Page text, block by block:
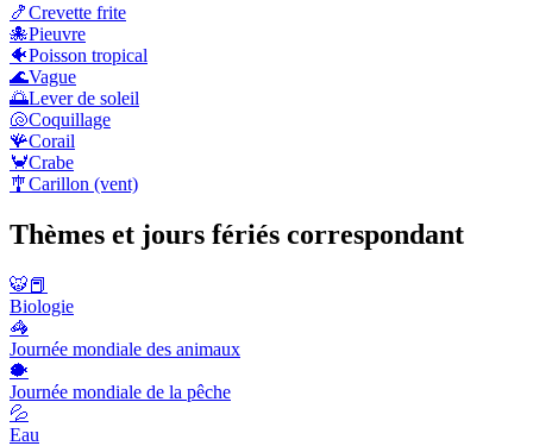
🍤Crevette frite
🐙Pieuvre
🐠Poisson tropical
🌊Vague
🌅Lever de soleil
🐚Coquillage
🪸Corail
🦀Crabe
🎐Carillon (vent)
Thèmes et jours fériés correspondant
🐯📕
Biologie
🦓
Journée mondiale des animaux
🐡
Journée mondiale de la pêche
💦
Eau